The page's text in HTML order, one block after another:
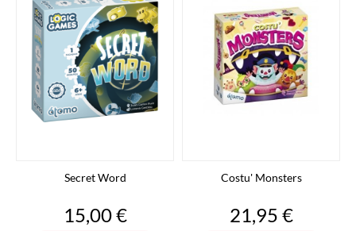
Secret Word
Precio
15,00 €
Costu' Monsters
Precio
21,95 €